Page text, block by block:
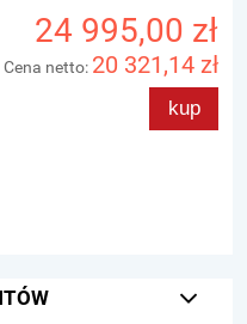
24 995,00 zł
Cena netto: 20 321,14 zł
kup